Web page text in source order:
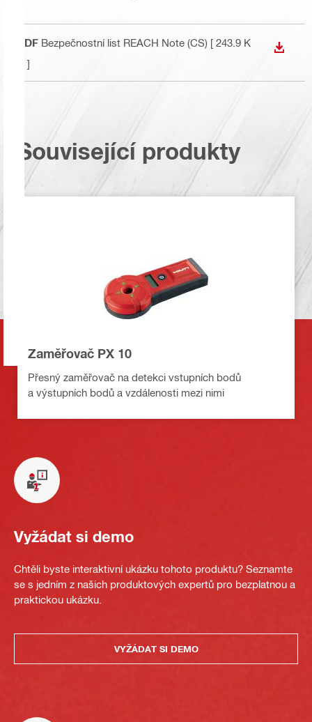
PDF Bezpečnostní list REACH Note (CS) [ 243.9 K
B ]
Související produkty
Zaměřovač PX 10
Přesný zaměřovač na detekci vstupních bodů
a výstupních bodů a vzdálenosti mezi nimi
Vyžádat si demo
Chtěli byste interaktivní ukázku tohoto produktu? Seznamte
se s jedním z našich produktových expertů pro bezplatnou a
praktickou ukázku.
VYŽÁDAT SI DEMO